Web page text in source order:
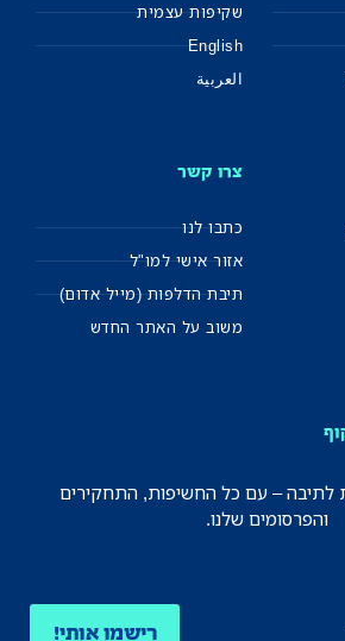
שקיפות עצמית
English
العربية
צרו קשר
כתבו לנו
אזור אישי למו"ל
תיבת הדלפות (מייל אדום)
משוב על האתר החדש
לתיבה – עם כל החשיפות, התחקירים
והפרסומים שלנו.
רישמו אותי!